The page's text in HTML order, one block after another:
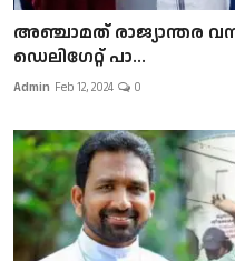
അഞ്ചാമത് രാജ്യാന്തര
ഡെലിഗേറ്റ് പാ...
Admin Feb 12, 2024 0